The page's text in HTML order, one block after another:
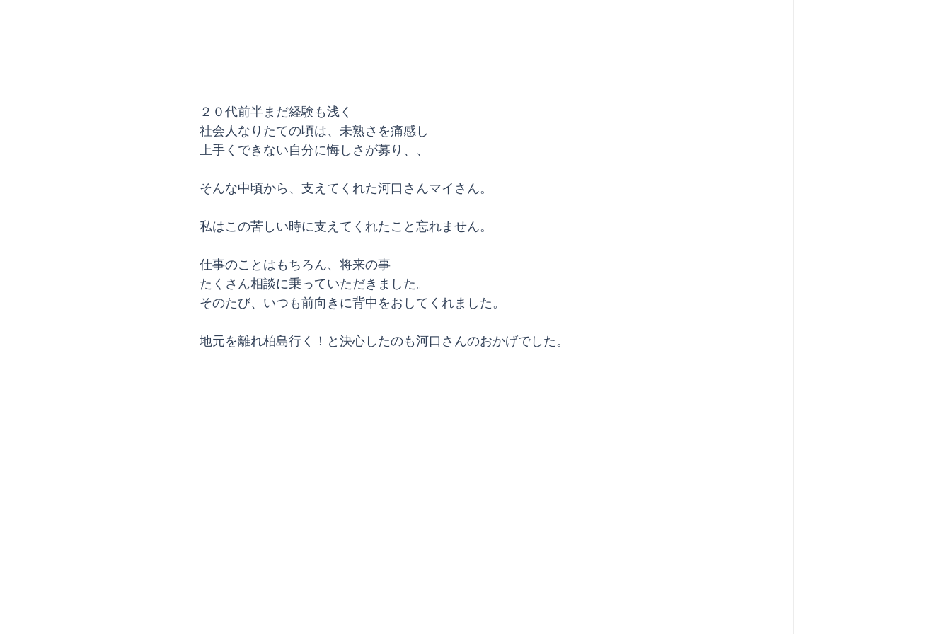
２０代前半まだ経験も浅く
社会人なりたての頃は、未熟さを痛感し
上手くできない自分に悔しさが募り、、
そんな中頃から、支えてくれた河口さんマイさん。
私はこの苦しい時に支えてくれたこと忘れません。
仕事のことはもちろん、将来の事
たくさん相談に乗っていただきました。
そのたび、いつも前向きに背中をおしてくれました。
地元を離れ柏島行く！と決心したのも河口さんのおかげでした。